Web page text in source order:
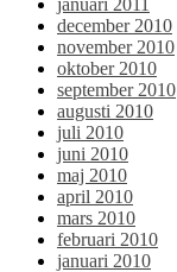
december 2010
november 2010
oktober 2010
september 2010
augusti 2010
juli 2010
juni 2010
maj 2010
april 2010
mars 2010
februari 2010
januari 2010